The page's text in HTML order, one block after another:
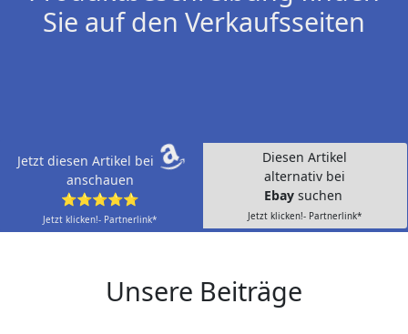
Sie auf den Verkaufsseiten
Jetzt diesen Artikel bei
anschauen
⭐⭐⭐⭐⭐
Jetzt klicken!- Partnerlink*
Diesen Artikel
alternativ bei
Ebay suchen
Jetzt klicken!- Partnerlink*
Unsere Beiträge